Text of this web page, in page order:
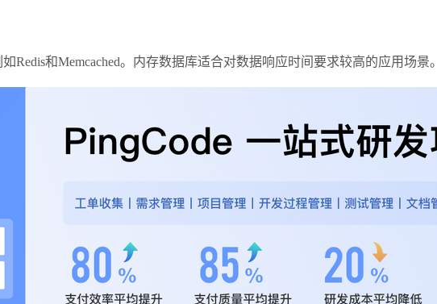
和Memcached。内存数据库适合对数据响应时间要求较高的应用场景。